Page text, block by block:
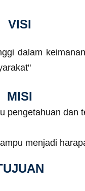
VISI
dalam
MISI
menjadi